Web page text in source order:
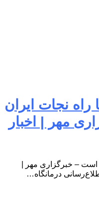
نجات ایران
خبرگزاری مهر | اخبار
است – خبرگزاری مهر |
درمانگاه…